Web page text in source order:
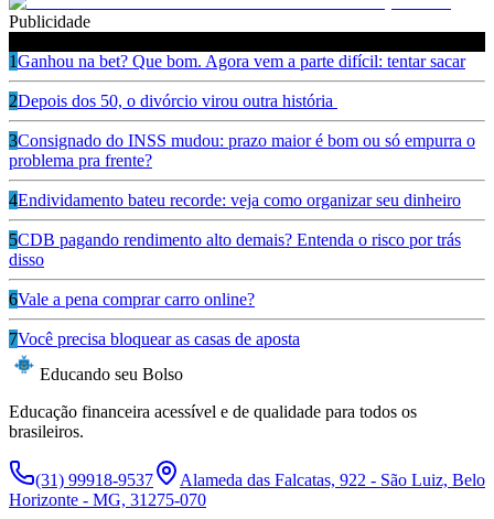
Publicidade
1Ganhou na bet? Que bom. Agora vem a parte difícil: tentar sacar
2Depois dos 50, o divórcio virou outra história
3Consignado do INSS mudou: prazo maior é bom ou só empurra o
problema pra frente?
4Endividamento bateu recorde: veja como organizar seu dinheiro
5CDB pagando rendimento alto demais? Entenda o risco por trás
disso
6Vale a pena comprar carro online?
7Você precisa bloquear as casas de aposta
Educando seu Bolso
Educação financeira acessível e de qualidade para todos os
brasileiros.
(31) 99918-9537
Alameda das Falcatas, 922 - São Luiz, Belo
Horizonte - MG, 31275-070